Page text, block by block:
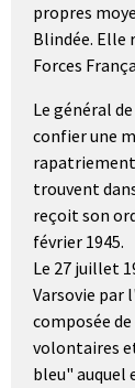
propres
Blindée. Elle
Forces
Le général
confier une
rapatriement
trouvent
reçoit son
février 1945.
Le 27 juillet
Varsovie par
composée
volontaires
bleu" auquel